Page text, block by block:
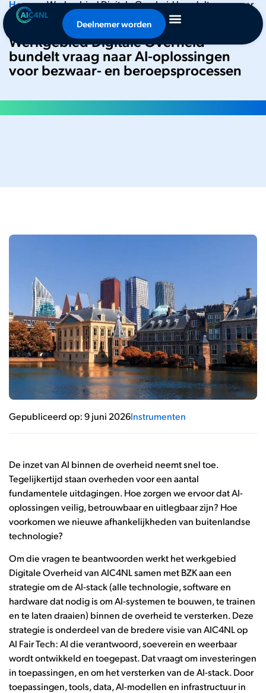
Deelnemer worden
Home•Werkgebied Digitale Overheid bundelt vraag naar
AI-oplossingen voor bezwaar- en beroepsprocessen
Werkgebied Digitale Overheid
bundelt vraag naar AI-oplossingen
voor bezwaar- en beroepsprocessen
Gepubliceerd op: 9 juni 2026Instrumenten
De inzet van AI binnen de overheid neemt snel toe.
Tegelijkertijd staan overheden voor een aantal
fundamentele uitdagingen. Hoe zorgen we ervoor dat AI-
oplossingen veilig, betrouwbaar en uitlegbaar zijn? Hoe
voorkomen we nieuwe afhankelijkheden van buitenlandse
technologie?
Om die vragen te beantwoorden werkt het werkgebied
Digitale Overheid van AIC4NL samen met BZK aan een
strategie om de AI-stack (alle technologie, software en
hardware dat nodig is om AI-systemen te bouwen, te trainen
en te laten draaien) binnen de overheid te versterken. Deze
strategie is onderdeel van de bredere visie van AIC4NL op
AI Fair Tech: AI die verantwoord, soeverein en weerbaar
wordt ontwikkeld en toegepast. Dat vraagt om investeringen
in toepassingen, en om het versterken van de AI-stack. Door
toepassingen, tools, data, AI-modellen en infrastructuur in